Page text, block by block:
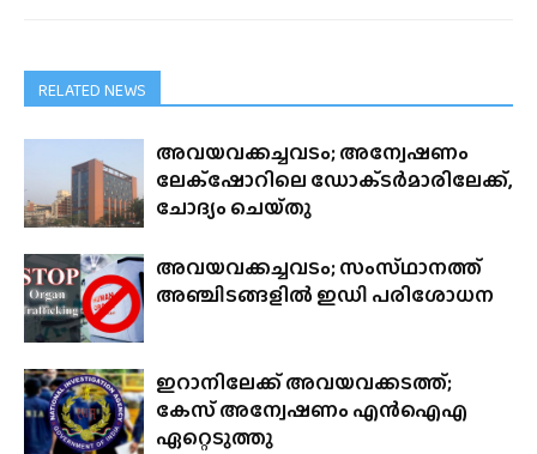
RELATED NEWS
അവയവക്കച്ചവടം; അന്വേഷണം
ലേക്‌ഷോറിലെ ഡോക്‌ടർമാരിലേക്ക്,
ചോദ്യം ചെയ്‌തു
അവയവക്കച്ചവടം; സംസ്‌ഥാനത്ത്‌
അഞ്ചിടങ്ങളിൽ ഇഡി പരിശോധന
ഇറാനിലേക്ക് അവയവക്കടത്ത്;
കേസ് അന്വേഷണം എൻഐഎ
ഏറ്റെടുത്തു